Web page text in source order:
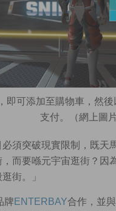
即可添加至購物車，然
支付。（網上圖片
須突破現實限制，既天
而要喺元宇宙逛街？因
街。」
牌 ENTERBAY合作，並